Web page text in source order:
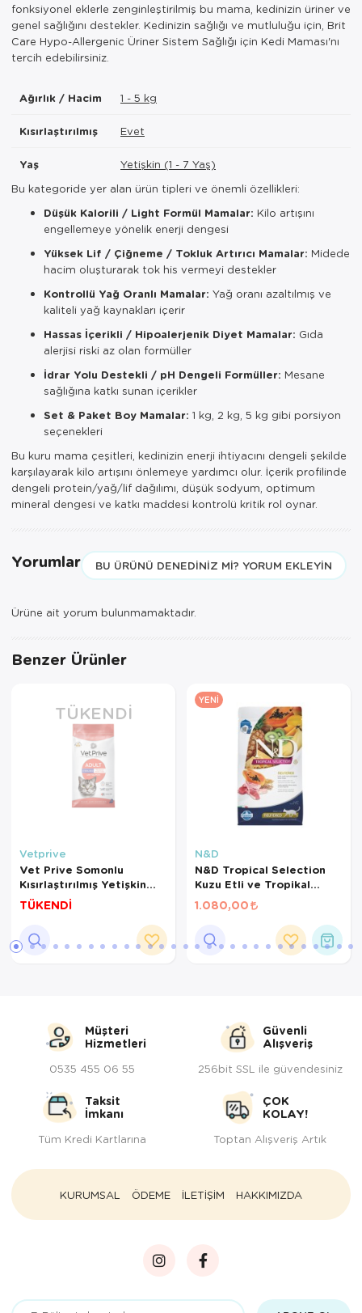
fonksiyonel eklerle zenginleştirilmiş bu mama, kedinizin üriner ve
genel sağlığını destekler. Kedinizin sağlığı ve mutluluğu için, Brit
Care Hypo-Allergenic Üriner Sistem Sağlığı için Kedi Maması'nı
tercih edebilirsiniz.
Ağırlık / Hacim 1 - 5 kg
Kısırlaştırılmış Evet
Yaş
Yetişkin (1 - 7 Yaş)
Bu kategoride yer alan ürün tipleri ve önemli özellikleri:
Düşük Kalorili / Light Formül Mamalar: Kilo artışını
engellemeye yönelik enerji dengesi
Yüksek Lif / Çiğneme / Tokluk Artırıcı Mamalar: Midede
hacim oluşturarak tok his vermeyi destekler
Kontrollü Yağ Oranlı Mamalar: Yağ oranı azaltılmış ve
kaliteli yağ kaynakları içerir
Hassas İçerikli / Hipoalerjenik Diyet Mamalar: Gıda
alerjisi riski az olan formüller
İdrar Yolu Destekli / pH Dengeli Formüller: Mesane
sağlığına katkı sunan içerikler
Set & Paket Boy Mamalar: 1 kg, 2 kg, 5 kg gibi porsiyon
seçenekleri
Bu kuru mama çeşitleri, kedinizin enerji ihtiyacını dengeli şekilde
karşılayarak kilo artışını önlemeye yardımcı olur. İçerik profilinde
dengeli protein/yağ/lif dağılımı, düşük sodyum, optimum
mineral dengesi ve katkı maddesi kontrolü kritik rol oynar.
Yorumlar BU ÜRÜNÜ DENEDINIZ MI? YORUM EKLEYIN
Ürüne ait yorum bulunmamaktadır.
Benzer Ürünler
TÜKENDI
Vetprive
Vet Prive Somonlu
Kısırlaştırılmış Yetişkin
Kedi Maması 10 Kg
TÜKENDİ
YENI
N&D
N&D Tropical Selection
Kuzu Etli ve Tropikal
Meyveli Kısırlaştırılmış
Kedi Maması 1,5 Kg
1.080,00
Müşteri
Hizmetleri
0535 455 06 55
Güvenli
Alışveriş
256bit SSL ile güvendesiniz
Taksit
İmkanı
Tüm Kredi Kartlarına
ÇOK
KOLAY!
Toptan Alışveriş Artık
KURUMSAL ÖDEME İLETİŞİM HAKKIMIZDA